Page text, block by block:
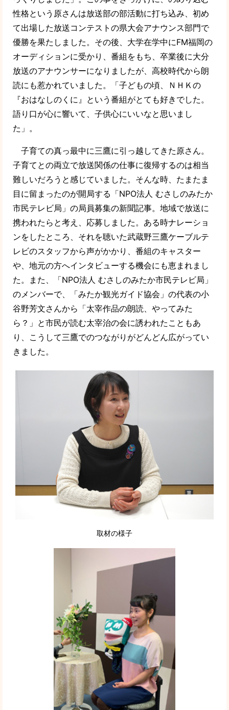
性格という原さんは放送部の部活動に打ち込み、初め
て出場した放送コンテストの県大会アナウンス部門で
優勝を果たしました。その後、大学在学中にFM福岡の
オーディションに受かり、番組をもち、卒業後に大分
放送のアナウンサーになりましたが、高校時代から朗
読にも惹かれていました。「子どもの頃、ＮＨＫの
『おはなしのくに』という番組がとても好きでした。
語り口が心に響いて、子供心にいいなと思いまし
た」。
子育ての真っ最中に三鷹に引っ越してきた原さん。
子育てとの両立で放送関係の仕事に復帰するのは相当
難しいだろうと感じていました。そんな時、たまたま
目に留まったのが開局する「NPO法人 むさしのみたか
市民テレビ局」の局員募集の新聞記事。地域で放送に
携われたらと考え、応募しました。ある時ナレーショ
ンをしたところ、それを聴いた武蔵野三鷹ケーブルテ
レビのスタッフから声がかかり、番組のキャスター
や、地元の方へインタビューする機会にも恵まれまし
た。また、「NPO法人 むさしのみたか市民テレビ局」
のメンバーで、「みたか観光ガイド協会」の代表の小
谷野芳文さんから「太宰作品の朗読、やってみた
ら？」と市民が読む太宰治の会に誘われたこともあ
り、こうして三鷹でのつながりがどんどん広がってい
きました。
取材の様子